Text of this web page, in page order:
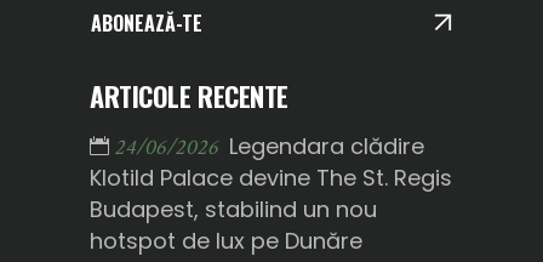
ABONEAZĂ-TE
ARTICOLE RECENTE
24/06/2026 Legendara clădire
Klotild Palace devine The St. Regis
Budapest, stabilind un nou
hotspot de lux pe Dunăre